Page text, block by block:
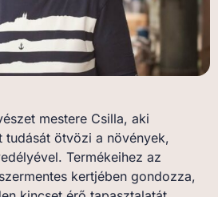
mestere Csilla, aki
tudását ötvözi a növények,
Termékeihez az
kertjében gondozza,